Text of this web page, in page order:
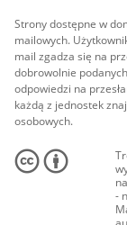
Strony dostępne w
mailowych.
mail zgadza się na
dobrowolnie
odpowiedzi na
każdą z jednostek
osobowych.
-